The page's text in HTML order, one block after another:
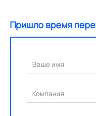
Пришло время
Ваше имя
Компания